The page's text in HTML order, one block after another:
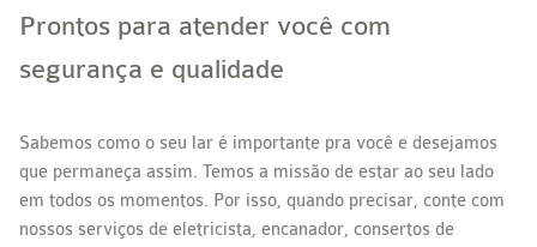
Prontos para atender você com
segurança e qualidade
Sabemos como o seu lar é importante pra você e desejamos
que permaneça assim. Temos a missão de estar ao seu lado
em todos os momentos. Por isso, quando precisar, conte com
nossos serviços de eletricista, encanador, consertos de